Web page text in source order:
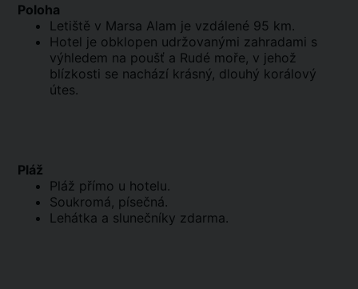
Poloha
Letiště v Marsa Alam je vzdálené 95 km.
Hotel je obklopen udržovanými zahradami s
výhledem na poušť a Rudé moře, v jehož
blízkosti se nachází krásný, dlouhý korálový
útes.
Pláž
Pláž přímo u hotelu.
Soukromá, písečná.
Lehátka a slunečníky zdarma.